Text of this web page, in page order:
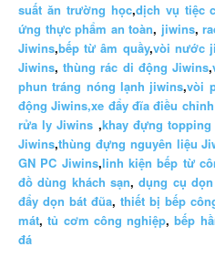
suất ăn trường học,dịch vụ tiệc
ứng thực phẩm an toàn, jiwins,
Jiwins,bếp từ âm quầy,vòi nước
Jiwins,thùng rác di động Jiwins,
phun tráng nóng lạnh jiwins,vòi
động Jiwins,xe đẩy đĩa điều
rửa ly Jiwins ,khay đựng
Jiwins,thùng đựng nguyên liệu
GN PC Jiwins,linh kiện bếp từ
đồ dùng khách sạn,dụng cụ
đẩy dọn bát đũa, thiết bị bếp
mát,tủ cơm công nghiệp,bếp
đá